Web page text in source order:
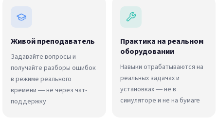
Живой преподаватель
Задавайте вопросы и
получайте разборы ошибок
в режиме реального
времени — не через чат-
поддержку
Практика на реальном
оборудовании
Навыки отрабатываются на
реальных задачах и
установках — не в
симуляторе и не на бумаге